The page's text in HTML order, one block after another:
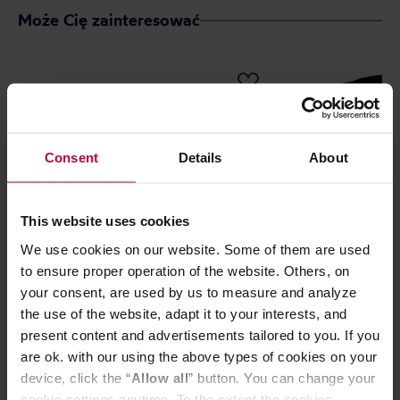
Consent Details About
This website uses cookies
We use cookies on our website. Some of them are used
to ensure proper operation of the website. Others, on
your consent, are used by us to measure and analyze
the use of the website, adapt it to your interests, and
present content and advertisements tailored to you. If you
are ok. with our using the above types of cookies on your
device, click the “Allow all” button. You can change your
Może Cię zainteresować
Espresso Gear - Pitcher Black -
Dzbanek do mleka 0,35l
89,00 zł
Rhino Coffee
Pitcher -